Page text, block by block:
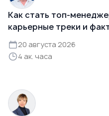
Как стать топ-
карьерные треки и
20 августа 2026
4 ак. часа